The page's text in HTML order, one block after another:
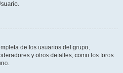
de los usuarios del grupo,
y otros detalles, como los foros